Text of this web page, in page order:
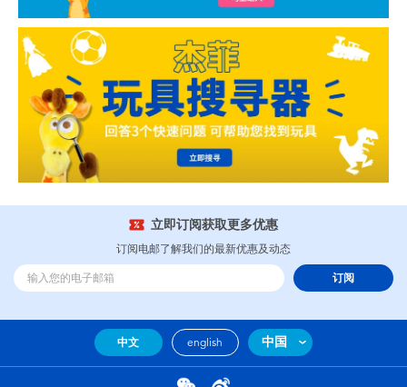
立即订阅获取更多优惠
订阅电邮了解我们的最新优惠及动态
订阅
中文 english 中国